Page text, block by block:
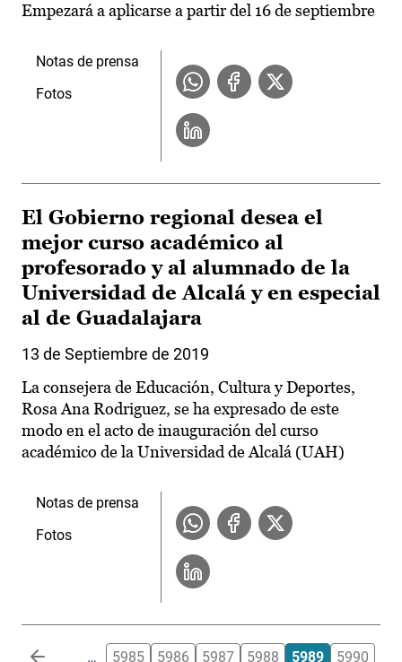
Empezará a aplicarse a partir del 16 de septiembre
Notas de prensa
Fotos
El Gobierno regional desea el
mejor curso académico al
profesorado y al alumnado de la
Universidad de Alcalá y en especial
al de Guadalajara
13 de Septiembre de 2019
La consejera de Educación, Cultura y Deportes,
Rosa Ana Rodriguez, se ha expresado de este
modo en el acto de inauguración del curso
académico de la Universidad de Alcalá (UAH)
Notas de prensa
Fotos
Paginación … 5985 5986 5987 5988 5989
5990